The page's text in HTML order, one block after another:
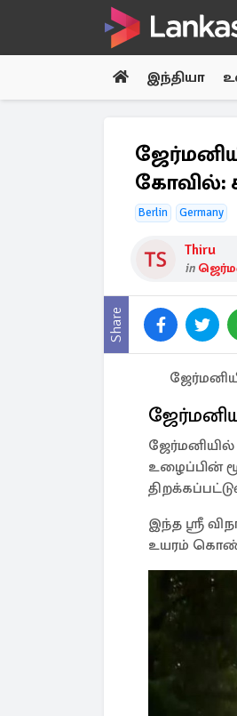
இந்தியா
கோவில்:
Berlin Germany
Thiru
in
Share
உழைப்பின்
இந்த ஶ்ரீ
உயரம்